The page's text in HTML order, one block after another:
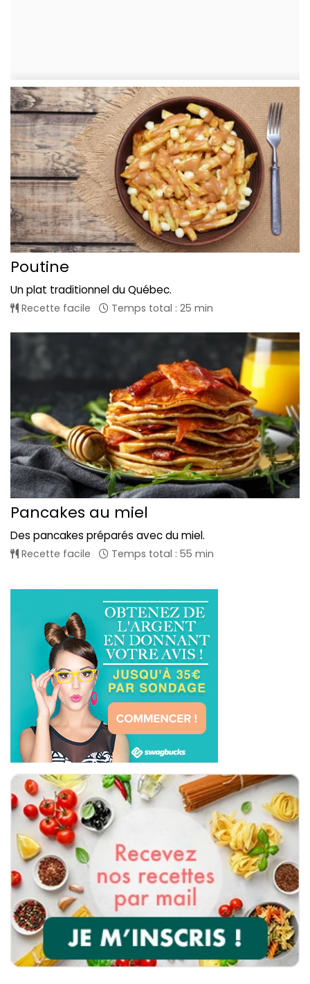
Poutine
Un plat traditionnel du Québec.
Recette facile Temps total : 25 min
Pancakes au miel
Des pancakes préparés avec du miel.
Recette facile Temps total : 55 min